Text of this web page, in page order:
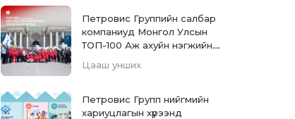
Петровис Группийн салбар
компаниуд Монгол Улсын
ТОП-100 Аж ахуйн нэгжийн
Цааш унших
Петровис Групп нийгмийн
хариуцлагын хүрээнд